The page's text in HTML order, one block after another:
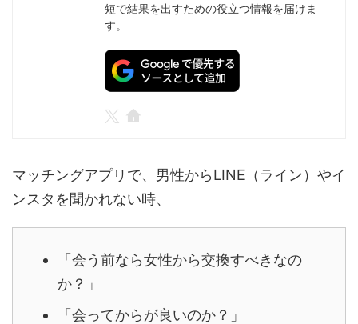
短で結果を出すための役立つ情報を届けま
す。
マッチングアプリで、男性からLINE（ライン）やイ
ンスタを聞かれない時、
「会う前なら女性から交換すべきなの
か？」
「会ってからが良いのか？」